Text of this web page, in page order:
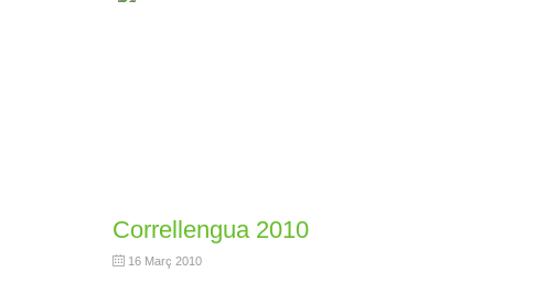
Correllengua 2010
16 Març 2010